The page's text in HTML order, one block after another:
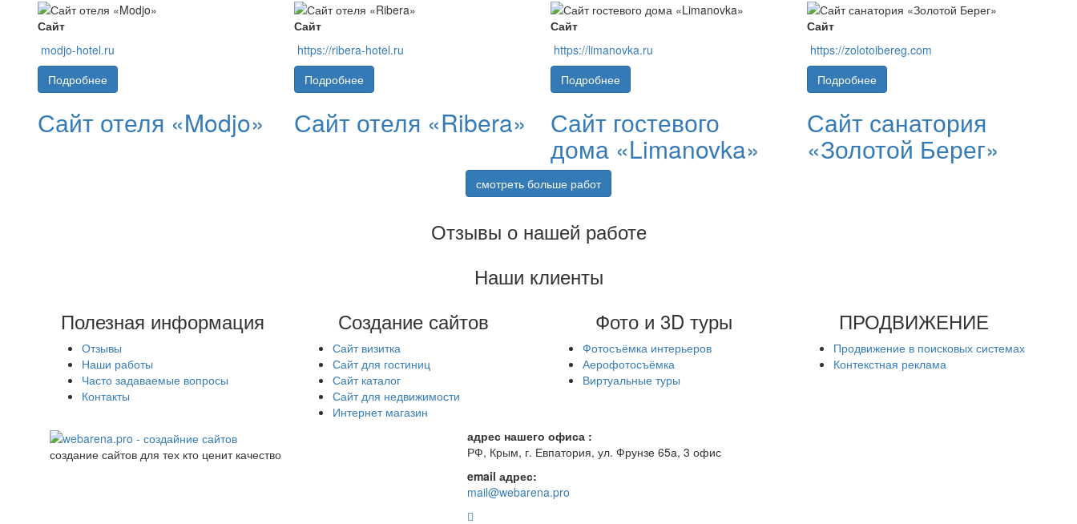
Сайт
modjo-hotel.ru
Подробнее
Сайт отеля «Modjo»
Сайт
https://ribera-hotel.ru
Подробнее
Сайт отеля «Ribera»
Сайт
https://limanovka.ru
Подробнее
Сайт гостевого
дома «Limanovka»
Сайт
https://zolotoibereg.com
Подробнее
Сайт санатория
«Золотой Берег»
смотреть больше работ
Отзывы о нашей работе
Наши клиенты
Полезная информация
Отзывы
Наши работы
Часто задаваемые вопросы
Контакты
Создание сайтов
Сайт визитка
Сайт для гостиниц
Сайт каталог
Сайт для недвижимости
Интернет магазин
Фото и 3D туры
Фотосъёмка интерьеров
Аерофотосъёмка
Виртуальные туры
ПРОДВИЖЕНИЕ
Продвижение в поисковых системах
Контекстная реклама
создание сайтов для тех кто ценит качество
адрес нашего офиса :
РФ, Крым, г. Евпатория, ул. Фрунзе 65а, 3 офис
email адрес:
mail@webarena.pro